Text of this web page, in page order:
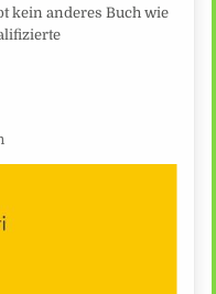
kein anderes Buch wie